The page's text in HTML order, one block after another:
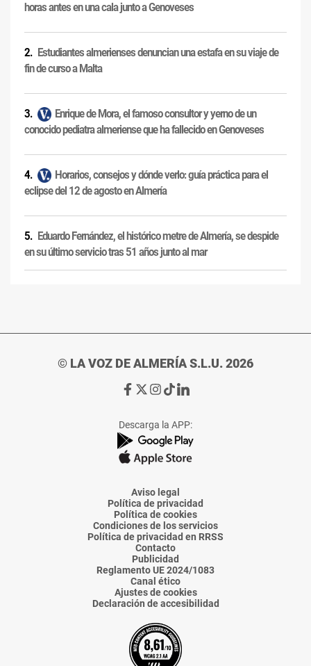
horas antes en una cala junto a Genoveses
Estudiantes almerienses denuncian una estafa en su viaje de
fin de curso a Malta
Enrique de Mora, el famoso consultor y yerno de un
conocido pediatra almeriense que ha fallecido en Genoveses
Horarios, consejos y dónde verlo: guía práctica para el
eclipse del 12 de agosto en Almería
Eduardo Fernández, el histórico metre de Almería, se despide
en su último servicio tras 51 años junto al mar
© LA VOZ DE ALMERÍA S.L.U. 2026
Ir
de
La
Voz
Almería
Ir
de
La
Voz
Almería
Ir
de
La
Voz
Almería
Ir
de
La
Voz
Almería
Ir
de
La
Voz
Descarga la APP:
Aviso legal
Política de privacidad
Política de cookies
Condiciones de los servicios
Política de privacidad en RRSS
Contacto
Publicidad
Reglamento UE 2024/1083
Canal ético
Ajustes de cookies
Declaración de accesibilidad